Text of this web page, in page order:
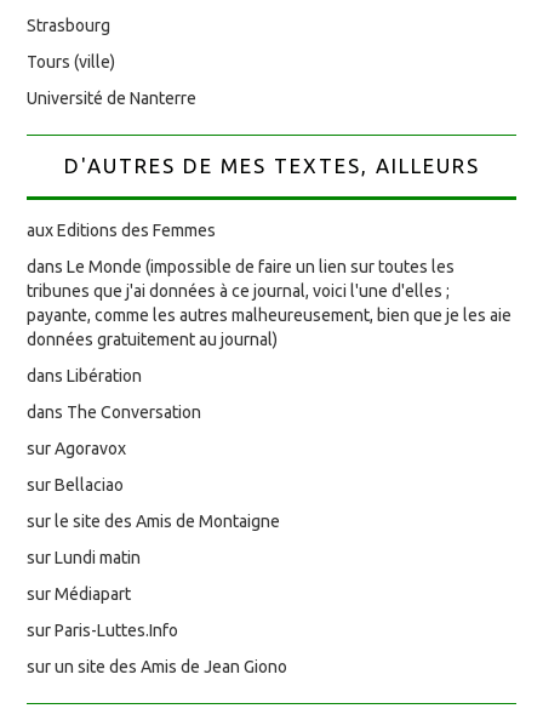
Strasbourg
Tours (ville)
Université de Nanterre
D'AUTRES DE MES TEXTES, AILLEURS
aux Editions des Femmes
dans Le Monde (impossible de faire un lien sur toutes les
tribunes que j'ai données à ce journal, voici l'une d'elles ;
payante, comme les autres malheureusement, bien que je les aie
données gratuitement au journal)
dans Libération
dans The Conversation
sur Agoravox
sur Bellaciao
sur le site des Amis de Montaigne
sur Lundi matin
sur Médiapart
sur Paris-Luttes.Info
sur un site des Amis de Jean Giono